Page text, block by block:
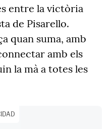
entre la victòria
de Pisarello.
quan suma, amb
amb els
la mà a totes les